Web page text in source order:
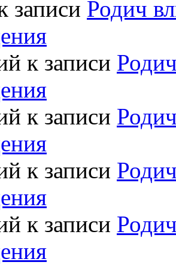
записи Родич
к записи
к записи
к записи
к записи